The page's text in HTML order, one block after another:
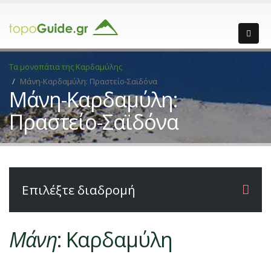
Τα μονοπάτια της Καρδαμύλης
Μάνη-Καρδαμύλη: Πραστείο-Σαϊδόνα
Μάνη-Καρδαμύλη:
Πραστείο-Σαϊδόνα
Επιλέξτε διαδρομή
Μάνη: Καρδαμύλη